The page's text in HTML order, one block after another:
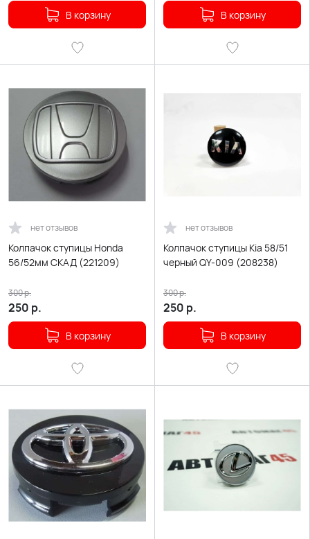
В корзину В корзину
нет отзывов
Колпачок ступицы Honda
56/52мм СКАД (221209)
250 р.
300р.
В корзину
нет отзывов
Колпачок ступицы Kia 58/51
черный QY-009 (208238)
250 р.
300р.
В корзину